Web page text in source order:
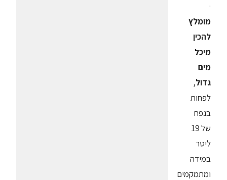
·
מומלץ
להכין
מיכל
מים
גדול,
לפחות
בנפח
של 19
ליטר
במידה
ומתמקמים